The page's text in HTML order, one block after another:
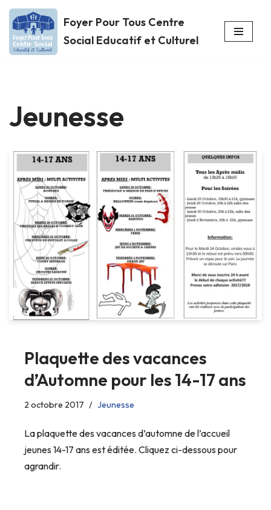
Aller
au
Foyer Pour Tous Centre
Social Educatif et Culturel
Jeunesse
Plaquette des vacances
d’Automne pour les 14-17 ans
2 octobre 2017 Jeunesse
La plaquette des vacances d’automne de l’accueil
jeunes 14-17 ans est éditée. Cliquez ci-dessous pour
agrandir.